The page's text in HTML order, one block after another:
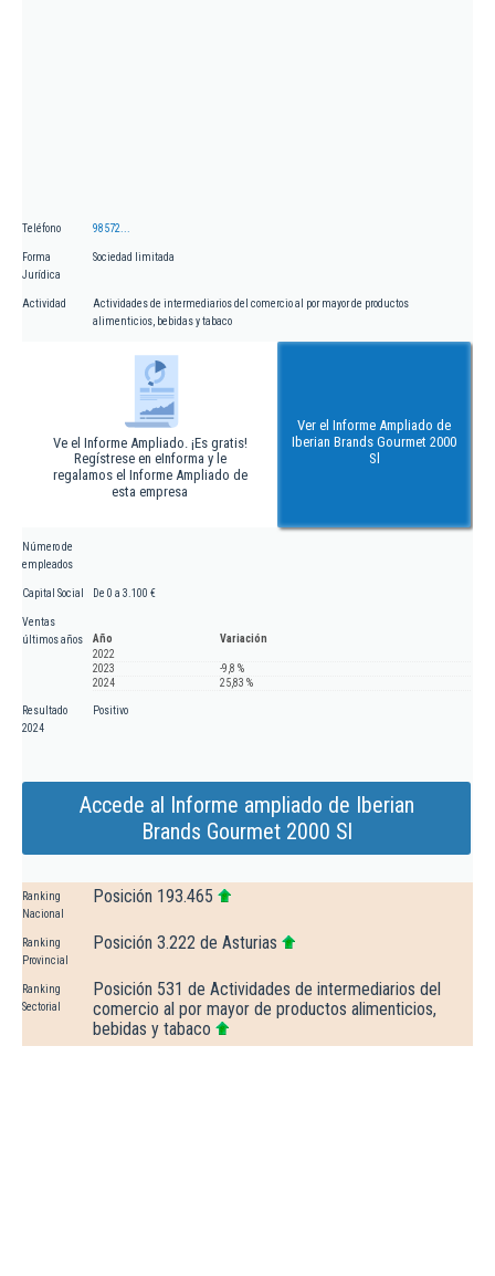
Teléfono 98572...
Forma
Jurídica
Sociedad limitada
Actividad
Actividades de intermediarios del comercio al por mayor de productos
alimenticios, bebidas y tabaco
Ve el Informe Ampliado. ¡Es gratis!
Regístrese en eInforma y le
regalamos el Informe Ampliado de
esta empresa
Ver el Informe Ampliado de
Iberian Brands Gourmet 2000
Sl
Número de
empleados
Capital Social De 0 a 3.100 €
Ventas
últimos años
Año
Variación
2022
2023
-9,8 %
2024
25,83 %
Resultado
2024
Positivo
Accede al Informe ampliado de Iberian
Brands Gourmet 2000 Sl
Ranking
Nacional
Posición 193.465
Ranking
Provincial
Posición 3.222 de Asturias
Ranking
Sectorial
Posición 531 de Actividades de intermediarios del
comercio al por mayor de productos alimenticios,
bebidas y tabaco